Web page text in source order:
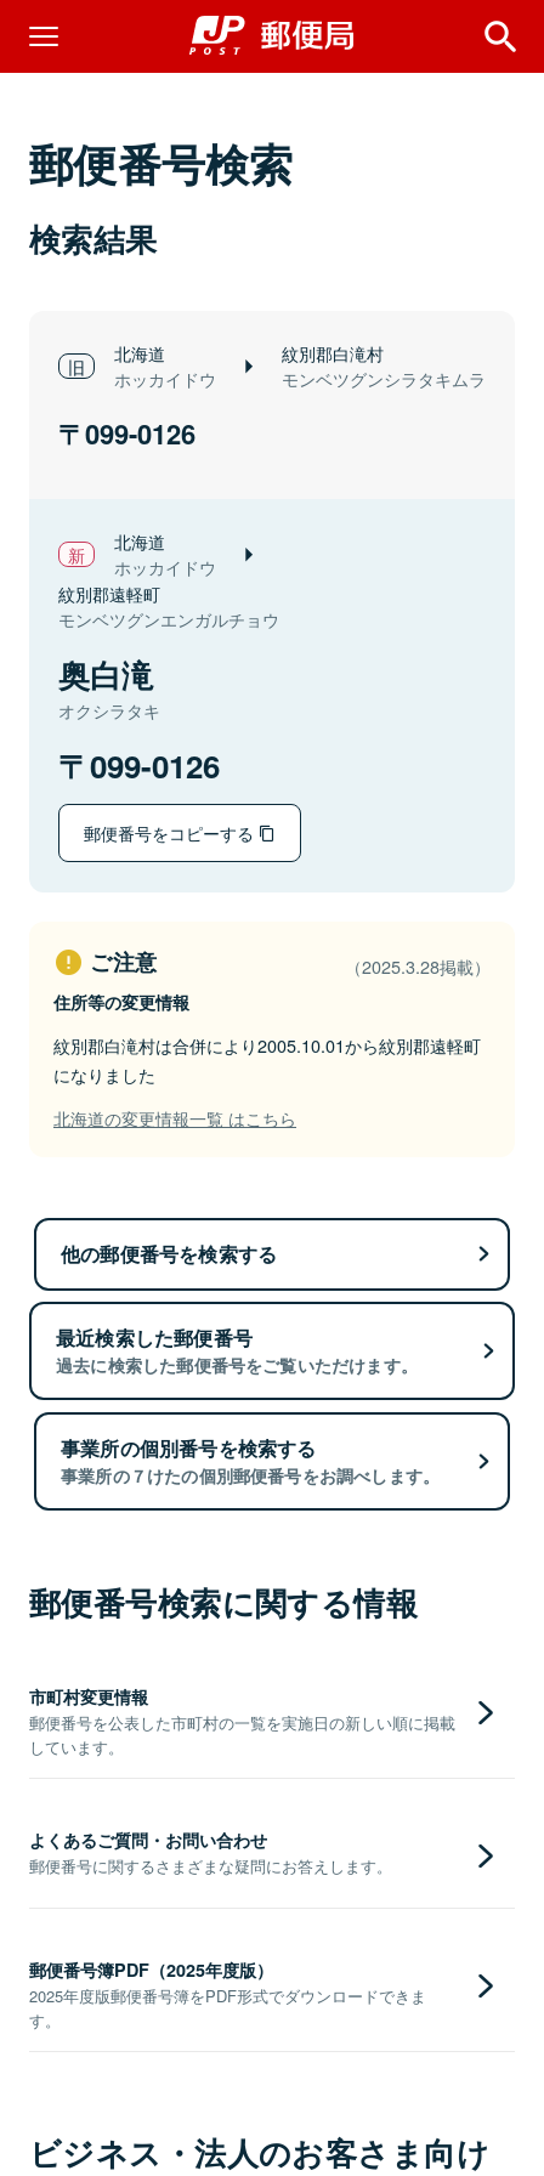
郵便番号検索
検索結果
北海道
ホッカイドウ
紋別郡白滝村
モンベツグンシラタキムラ
099-0126
北海道
ホッカイドウ
紋別郡遠軽町
モンベツグンエンガルチョウ
奥白滝
オクシラタキ
099-0126
郵便番号をコピーする
ご注意 （2025.3.28掲載）
住所等の変更情報
紋別郡白滝村は合併により2005.10.01から紋別郡遠軽町
になりました
北海道の変更情報一覧 はこちら
他の郵便番号を検索する
最近検索した郵便番号
過去に検索した郵便番号をご覧いただけます。
事業所の個別番号を検索する
事業所の７けたの個別郵便番号をお調べします。
郵便番号検索に関する情報
市町村変更情報
郵便番号を公表した市町村の一覧を実施日の新しい順に掲載
しています。
よくあるご質問・お問い合わせ
郵便番号に関するさまざまな疑問にお答えします。
郵便番号簿PDF（2025年度版）
2025年度版郵便番号簿をPDF形式でダウンロードできま
す。
ビジネス・法人のお客さま向け